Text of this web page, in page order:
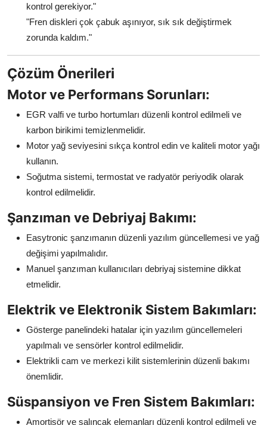
kontrol gerekiyor."
"Fren diskleri çok çabuk aşınıyor, sık sık değiştirmek
zorunda kaldım."
Çözüm Önerileri
Motor ve Performans Sorunları:
EGR valfi ve turbo hortumları düzenli kontrol edilmeli ve
karbon birikimi temizlenmelidir.
Motor yağ seviyesini sıkça kontrol edin ve kaliteli motor yağı
kullanın.
Soğutma sistemi, termostat ve radyatör periyodik olarak
kontrol edilmelidir.
Şanzıman ve Debriyaj Bakımı:
Easytronic şanzımanın düzenli yazılım güncellemesi ve yağ
değişimi yapılmalıdır.
Manuel şanzıman kullanıcıları debriyaj sistemine dikkat
etmelidir.
Elektrik ve Elektronik Sistem Bakımları:
Gösterge panelindeki hatalar için yazılım güncellemeleri
yapılmalı ve sensörler kontrol edilmelidir.
Elektrikli cam ve merkezi kilit sistemlerinin düzenli bakımı
önemlidir.
Süspansiyon ve Fren Sistem Bakımları:
Amortisör ve salıncak elemanları düzenli kontrol edilmeli ve